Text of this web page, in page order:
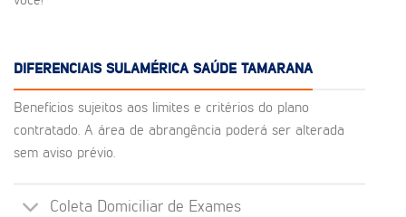
DIFERENCIAIS SULAMÉRICA SAÚDE TAMARANA
Benefícios sujeitos aos limites e critérios do plano
contratado. A área de abrangência poderá ser alterada
sem aviso prévio.
Coleta Domiciliar de Exames